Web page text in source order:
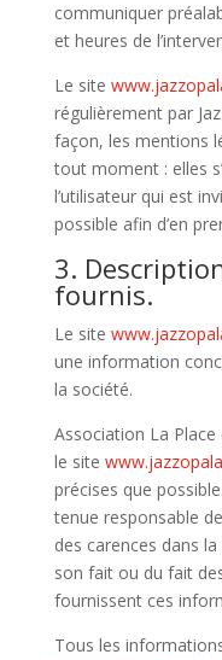
communiquer
et heures de
Le site
régulièrement par
façon, les mentions
tout moment : elles
l’utilisateur qui est
possible afin d’en
3.
fournis.
Le site
une information
la société.
Association La Place
le site
précises que
tenue responsable
des carences dans
son fait ou du fait
fournissent ces
Tous les